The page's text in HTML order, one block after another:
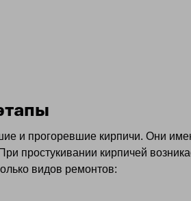
и прогоревшие кирпичи. Они
простукивании кирпичей
видов ремонтов: